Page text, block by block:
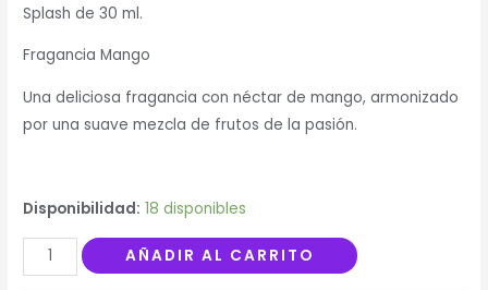
basado
en
de
clientes
Splash de 30 ml.
Fragancia Mango
Una deliciosa fragancia con néctar de mango, armonizado
por una suave mezcla de frutos de la pasión.
Disponibilidad: 18 disponibles
Splash
30
AÑADIR AL CARRITO